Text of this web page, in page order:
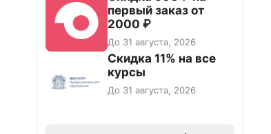
первый заказ от
2000 ₽
До 31 августа, 2026
Скидка 11% на все
курсы
До 31 августа, 2026